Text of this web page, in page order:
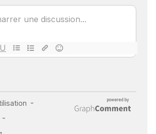
ÉCHO : DES IMAGES
POUR TOUTES LES
18 juil 2022
INSUFFISANCE
CARDIAQUE : LES